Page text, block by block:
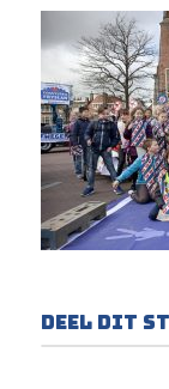
Deel dit